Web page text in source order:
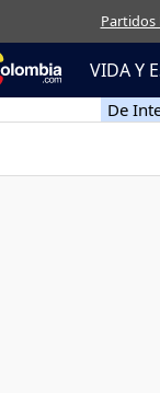
Partidos
VIDA Y
De